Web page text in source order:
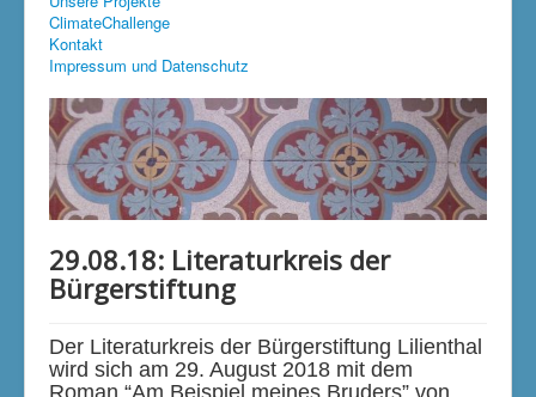
Über uns
Mitmachen, Spenden, Stiften
Links
Versteigerungen
Klimaschutzgruppe
Aktuelle Seite: Startseite
Unsere Aktivitäten
Kunst und Kultur
Literaturkreis
ClimateChallenge
Kontakt
Impressum und Datenschutz
29.08.18: Literaturkreis der
Bürgerstiftung
Der Literaturkreis der Bürgerstiftung Lilienthal
wird sich am 29. August 2018 mit dem
Roman “Am Beispiel meines Bruders” von